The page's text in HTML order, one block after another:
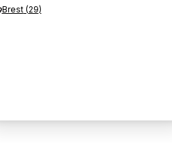
Brest(29)